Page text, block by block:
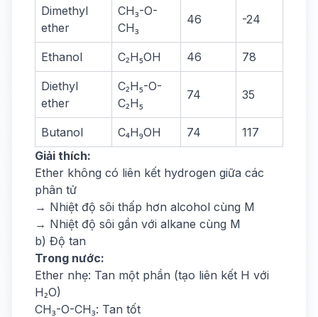
Dimethyl
ether
CH₃-O-
CH₃
46 -24
Ethanol C₂H₅OH 46 78
Diethyl
ether
C₂H₅-O-
C₂H₅
74 35
Butanol C₄H₉OH 74
117
Giải thích:
Ether không có liên kết hydrogen giữa các
phân tử
→ Nhiệt độ sôi thấp hơn alcohol cùng M
→ Nhiệt độ sôi gần với alkane cùng M
b) Độ tan
Trong nước:
Ether nhẹ: Tan một phần (tạo liên kết H với
H₂O)
CH₃-O-CH₃: Tan tốt